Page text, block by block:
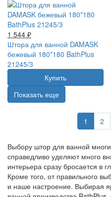
1 544 ₽
Штора для ванной DAMASK
бежевый 180*180 BathPlus
21245/3
Купить
Показать еще
1 2
Выбору штор для ванной
справедливо уделяют много
интерьера сразу бросается в
Кроме того, от правильного
и наше настроение. Выбирая